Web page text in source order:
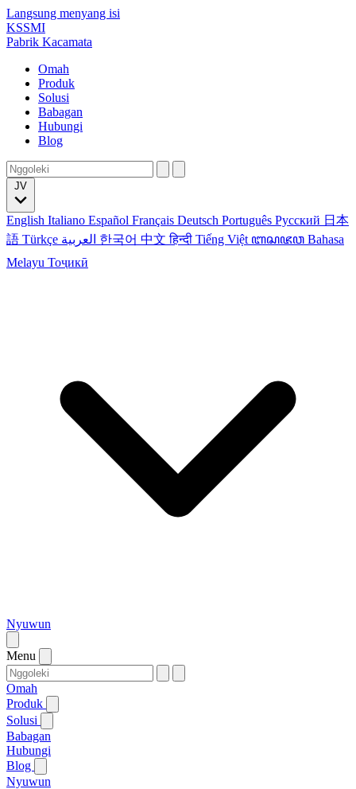
Langsung menyang isi
KSSMI
Pabrik Kacamata
Omah
Produk
Solusi
Babagan
Hubungi
Blog
English Italiano Español Français Deutsch Português Русский 日本
語 Türkçe 한국어 中文हिन्दी Tiếng Việt ꦧꦱꦗꦮ Bahasa
Melayu Тоҷикӣ
Nyuwun
Menu
Omah
Produk
Solusi
Babagan
Hubungi
Blog
Nyuwun